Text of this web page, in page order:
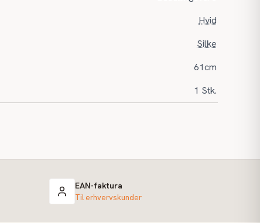
Hvid
Silke
61cm
1 Stk.
EAN-faktura
Til erhvervskunder